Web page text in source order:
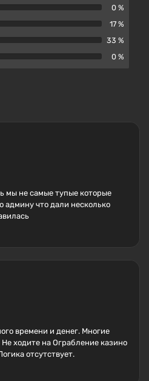
0 %
17 %
33 %
0 %
мы не самые тупые которые
админу что дали несколько
времени и денег. Многие
ходите на Ограбление казино
отсутствует.